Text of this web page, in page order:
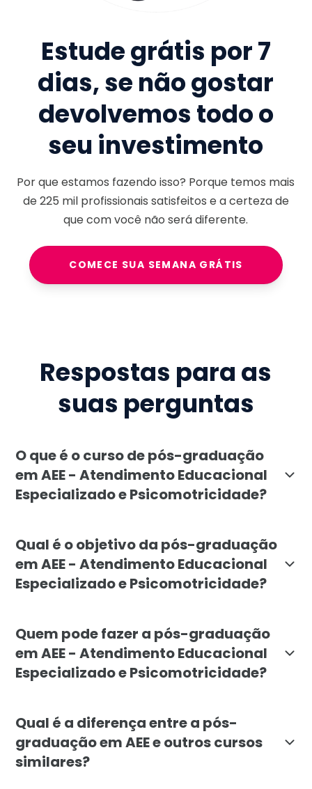
Estude grátis por 7
dias, se não gostar
devolvemos todo o
seu investimento
Por que estamos fazendo isso? Porque temos mais
de225 milprofissionais satisfeitos e a certeza de
que com você não será diferente.
COMECE SUA SEMANA GRÁTIS
Respostas para as
suas perguntas
O que é o curso de pós-graduação
em AEE - Atendimento Educacional
Especializado e Psicomotricidade?
Qual é o objetivo da pós-graduação
em AEE - Atendimento Educacional
Especializado e Psicomotricidade?
Quem pode fazer a pós-graduação
em AEE - Atendimento Educacional
Especializado e Psicomotricidade?
Qual é a diferença entre a pós-
graduação em AEE e outros cursos
similares?